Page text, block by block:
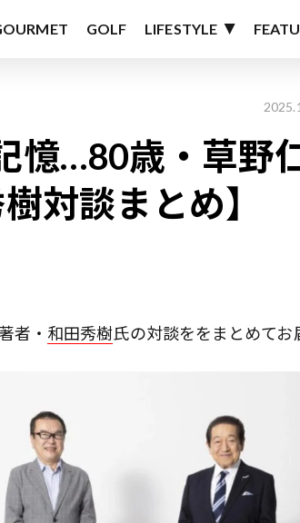
GOLF LIFESTYLE
憶…80歳・草野
対談まとめ】
者・ 和田秀樹氏の対談ををまとめてお